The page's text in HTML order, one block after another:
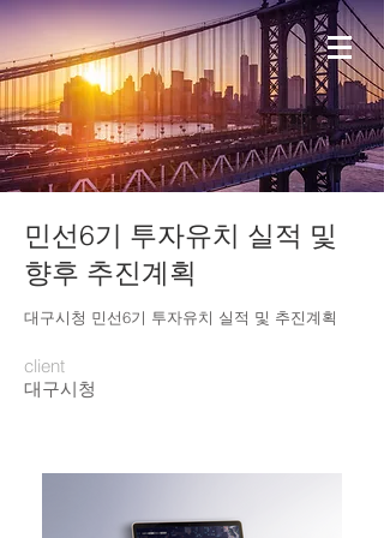
민선6기 투자유치 실적 및
향후 추진계획
​대구시청 민선6기 투자유치 실적 및 추진계획
client
대구시청